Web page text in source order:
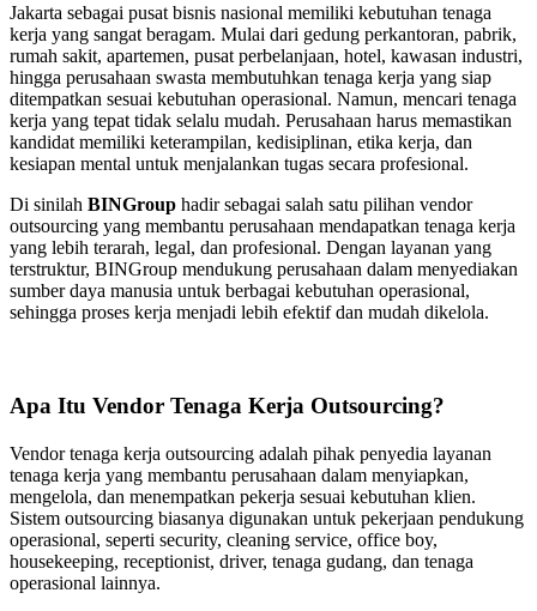
Jakarta sebagai pusat bisnis nasional memiliki kebutuhan tenaga
kerja yang sangat beragam. Mulai dari gedung perkantoran, pabrik,
rumah sakit, apartemen, pusat perbelanjaan, hotel, kawasan industri,
hingga perusahaan swasta membutuhkan tenaga kerja yang siap
ditempatkan sesuai kebutuhan operasional. Namun, mencari tenaga
kerja yang tepat tidak selalu mudah. Perusahaan harus memastikan
kandidat memiliki keterampilan, kedisiplinan, etika kerja, dan
kesiapan mental untuk menjalankan tugas secara profesional.
Di sinilah BINGroup hadir sebagai salah satu pilihan vendor
outsourcing yang membantu perusahaan mendapatkan tenaga kerja
yang lebih terarah, legal, dan profesional. Dengan layanan yang
terstruktur, BINGroup mendukung perusahaan dalam menyediakan
sumber daya manusia untuk berbagai kebutuhan operasional,
sehingga proses kerja menjadi lebih efektif dan mudah dikelola.
Apa Itu Vendor Tenaga Kerja Outsourcing?
Vendor tenaga kerja outsourcing adalah pihak penyedia layanan
tenaga kerja yang membantu perusahaan dalam menyiapkan,
mengelola, dan menempatkan pekerja sesuai kebutuhan klien.
Sistem outsourcing biasanya digunakan untuk pekerjaan pendukung
operasional, seperti security, cleaning service, office boy,
housekeeping, receptionist, driver, tenaga gudang, dan tenaga
operasional lainnya.